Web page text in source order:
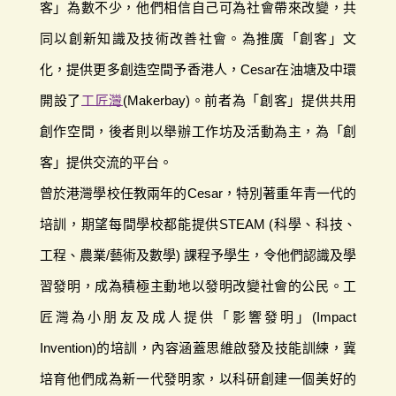
客」為數不少，他們相信自己可為社會帶來改變，共
同以創新知識及技術改善社會。為推廣「創客」文
化，提供更多創造空間予香港人，Cesar在油塘及中環
開設了 工匠灣(Makerbay)。前者為「創客」提供共用
創作空間，後者則以舉辦工作坊及活動為主，為「創
客」提供交流的平台。
曾於港灣學校任教兩年的Cesar，特別著重年青一代的
培訓，期望每間學校都能提供STEAM (科學、科技、
工程、農業/藝術及數學) 課程予學生，令他們認識及學
習發明，成為積極主動地以發明改變社會的公民。工
匠灣為小朋友及成人提供「影響發明」(Impact
Invention)的培訓，內容涵蓋思維啟發及技能訓練，冀
培育他們成為新一代發明家，以科研創建一個美好的